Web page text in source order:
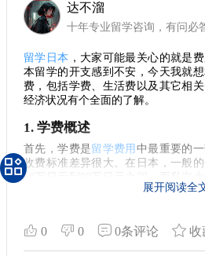
拓宽视野的黄金机会。希望这些小
一些帮助，让你在日本的学习生活
3. 打工机会丰富
厅服务员、家教、商场零售等。要
提前了解相关政策，并与学校的留
用好学校的招聘信息，也能帮助你更
4. 学费与生活支出预算建议
做出合理的财务预算是留学生
基本的生活费，还要考虑到一些额
以及偶尔的娱乐活动。因此，建议
备和规划，以确保生活的舒适。
对于预算有限的同学，可以考
达不溜
十年专业留学咨询，有问必
留学日本 ，大家可能最关心的就是
本留学的开支感到不安，今天我就
费，包括学费、生活费以及其它相
经济状况有个全面的了解。
1. 学费概述
首先，学费是留学费用 中最重要的
收费标准差异很大。在日本，一般
50万日元到80万日元之间，而私立
80万日元到150万日元不等。值得注
2. 生活费用
展开阅读全
0 0 0条评论 收